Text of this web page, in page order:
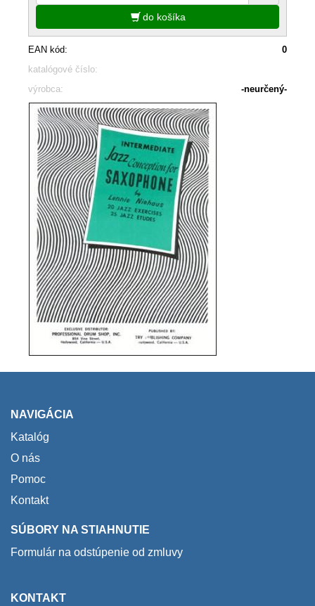
do košíka
EAN kód:
0
katalógové číslo:
výrobca:
-neurčený-
NAVIGÁCIA
Katalóg
O nás
Pomoc
Kontakt
SÚBORY NA STIAHNUTIE
Formulár na odstúpenie od zmluvy
KONTAKT